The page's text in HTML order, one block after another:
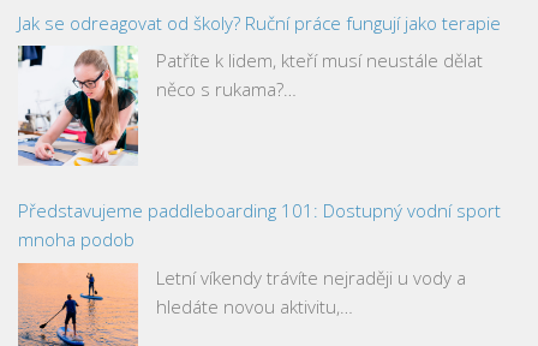
Jak se odreagovat od školy? Ruční práce fungují jako terapie
Patříte k lidem, kteří musí neustále dělat
něco s rukama?…
Představujeme paddleboarding 101: Dostupný vodní sport
mnoha podob
Letní víkendy trávíte nejraději u vody a
hledáte novou aktivitu,…